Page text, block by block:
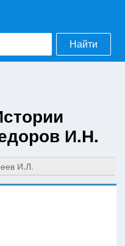
Найти
И.Н.
И.Л.